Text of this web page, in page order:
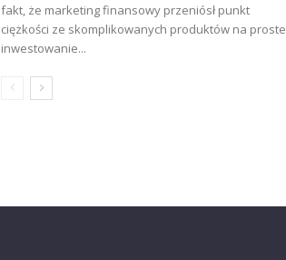
fakt, że marketing finansowy przeniósł punkt
ciężkości ze skomplikowanych produktów na proste
inwestowanie...